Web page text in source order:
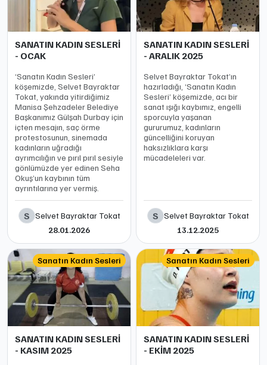
SANATIN KADIN SESLERİ
- OCAK
‘Sanatın Kadın Sesleri’
köşemizde, Selvet Bayraktar
Tokat, yakında yitirdiğimiz
Manisa Şehzadeler Belediye
Başkanımız Gülşah Durbay için
içten mesajın, saç örme
protestosunun, sinemada
kadınların uğradığı
ayrımcılığın ve pırıl pırıl sesiyle
gönlümüzde yer edinen Seha
Okuş’un kaybının tüm
ayrıntılarına yer vermiş.
S Selvet Bayraktar Tokat
28.01.2026
SANATIN KADIN SESLERİ
- ARALIK 2025
Selvet Bayraktar Tokat’ın
hazırladığı, ‘Sanatın Kadın
Sesleri’ köşemizde, acı bir
sanat ışığı kaybımız, engelli
sporcuyla yaşanan
gururumuz, kadınların
güncelliğini koruyan
haksızlıklara karşı
mücadeleleri var.
S Selvet Bayraktar Tokat
13.12.2025
Sanatın Kadın Sesleri
SANATIN KADIN SESLERİ
- KASIM 2025
Sanatın Kadın Sesleri
SANATIN KADIN SESLERİ
- EKİM 2025